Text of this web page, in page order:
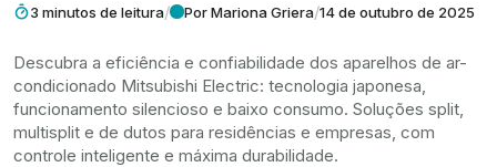
3 minutos de leitura/ Por Mariona Griera/14 de outubro de 2025
Descubra a eficiência e confiabilidade dos aparelhos de ar-
condicionado Mitsubishi Electric: tecnologia japonesa,
funcionamento silencioso e baixo consumo. Soluções split,
multisplit e de dutos para residências e empresas, com
controle inteligente e máxima durabilidade.